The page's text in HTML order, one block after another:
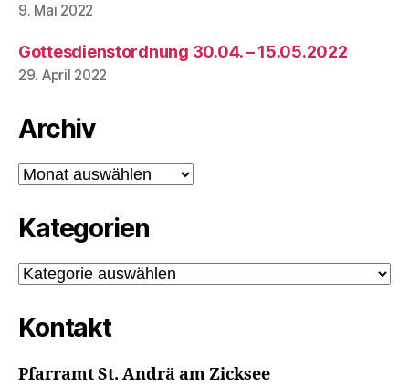
9. Mai 2022
Gottesdienstordnung 30.04. – 15.05.2022
29. April 2022
Archiv
Archiv
Kategorien
Kategorien
Kontakt
Pfarramt St. Andrä am Zicksee